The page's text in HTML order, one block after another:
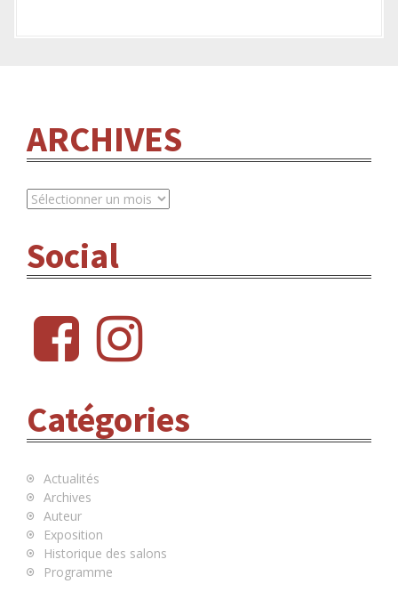
ARCHIVES
A
H
ISocial
f
i
s
Catégories
Actualités
Archives
Auteur
Exposition
Historique des salons
Programme